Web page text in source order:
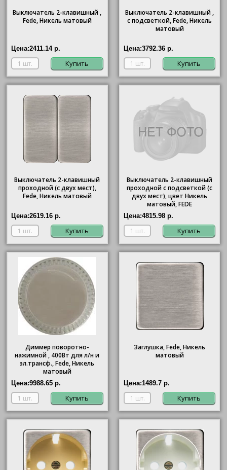
Выключатель 2-клавишный ,
Fede, Никель матовый
Цена:2411.14 р.
Купить
Выключатель 2-клавишный ,
с подсветкой, Fede, Никель
матовый
Цена:3792.36 р.
Купить
Выключатель 2-клавишный
проходной (с двух мест),
Fede, Никель матовый
Цена:2619.16 р.
Купить
Выключатель 2-клавишный
проходной с подсветкой (с
двух мест), цвет Никель
матовый, FEDE
Цена:4815.98 р.
Купить
Диммер поворотно-
нажимной , 400Вт для л/н и
эл.трансф., Fede, Никель
матовый
Цена:9988.65 р.
Купить
Заглушка, Fede, Никель
матовый
Цена:1489.7 р.
Купить